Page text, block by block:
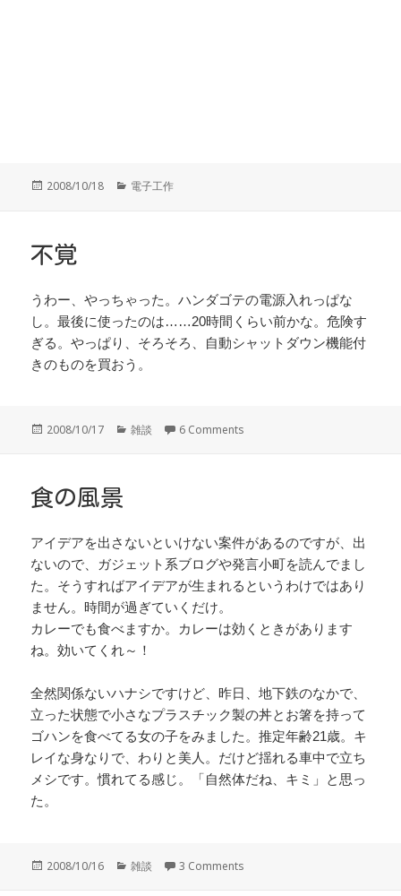
投
2008/10/18
カ
電子工作
不覚
うわー、やっちゃった。ハンダゴテの電源入れっぱな
し。最後に使ったのは……20時間くらい前かな。危険す
ぎる。やっぱり、そろそろ、自動シャットダウン機能付
きのものを買おう。
投
2008/10/17
カ
雑談 6 Comments
食の風景
アイデアを出さないといけない案件があるのですが、出
ないので、ガジェット系ブログや発言小町を読んでまし
た。そうすればアイデアが生まれるというわけではあり
ません。時間が過ぎていくだけ。
カレーでも食べますか。カレーは効くときがあります
ね。効いてくれ～！
全然関係ないハナシですけど、昨日、地下鉄のなかで、
立った状態で小さなプラスチック製の丼とお箸を持って
ゴハンを食べてる女の子をみました。推定年齢21歳。キ
レイな身なりで、わりと美人。だけど揺れる車中で立ち
メシです。慣れてる感じ。「自然体だね、キミ」と思っ
た。
投
2008/10/16
カ
雑談 3 Comments